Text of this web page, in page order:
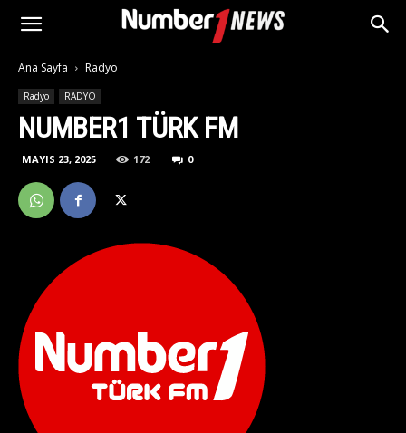
Ana Sayfa Radyo
Radyo RADYO
NUMBER1 TÜRK FM
MAYIS 23, 2025 172 0